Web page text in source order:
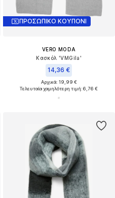
ΠΡΟΣΩΠΙΚΟ ΚΟΥΠΟΝΙ
VERO MODA
Κασκόλ 'VMGila'
14,36 €
Αρχικά: 19,99 €
Τελευταία χαμηλότερη τιμή:6,76 €